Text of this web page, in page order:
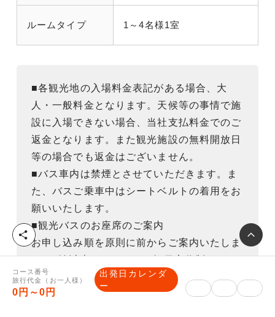
ルームタイプ 1～4名様1室
■各観光地の入場料金表記がある場合、大
人・一般料金となります。天候等の事情で施
設に入場できない場合、当社支払料金でのご
返金となります。また観光施設の無料開放日
等の場合でも返金はございません。
■バス車内は禁煙とさせていただきます。ま
た、バスご乗車中はシートベルトの着用をお
願いいたします。
■観光バスのお座席のご案内
お申し込み順を原則に前からご案内いたしま
す。1泊以上のコースでは毎日交代制になり
ます。前方席をご希望の方は、バス前方席指
定プランをご利用ください。料金は予約画面
コース番号
旅行代金（お一人様）
0円～0円
出発日カレンダ
ー
シ
ェ
ア